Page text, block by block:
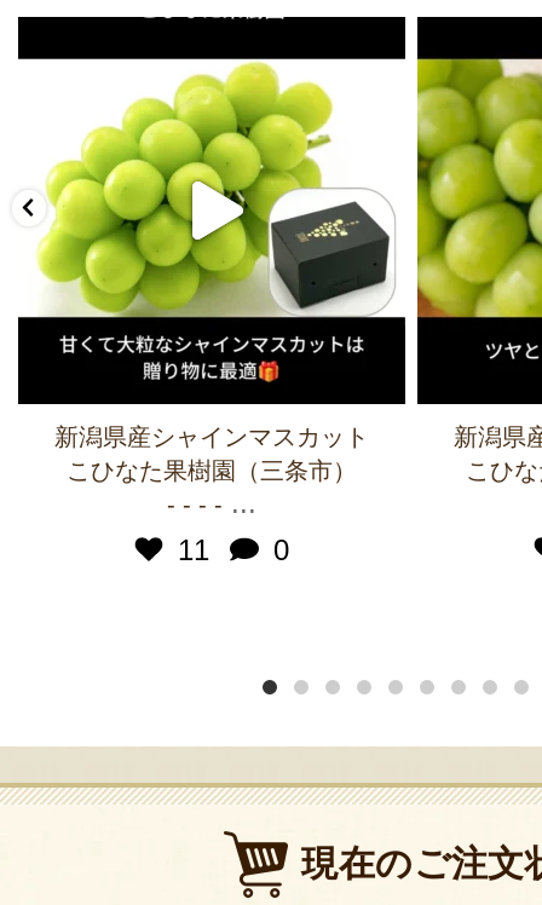
新潟県産シャインマスカット
こひなた果樹園（三条市）
- - - - ...
11
0
新潟県
こひ
現在のご注文